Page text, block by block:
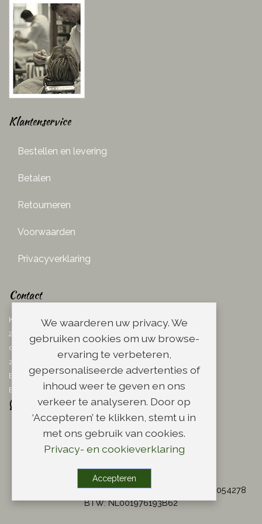
Klantenservice
Bestellen en levering
Betalen
Retourneren
Voorwaarden
Privacyverklaring
Contact
Ketelboetersteeg 29
2311 TN Leiden
dins. - vrij. 08.00 - 17.00 uur
zaterdag 08.00 - 13.00 uur
Email:info@scheerwinkel.nl
Bel: 071 - 5128188
Copyright
© Copyright 2004 - 2026 Scheerwinkel.nl - KvK: 28054278
BTW: NL001976193B62
We waarderen uw privacy. We
gebruiken cookies om uw browse-
ervaring te verbeteren,
gepersonaliseerde advertenties of
inhoud weer te geven en ons
verkeer te analyseren. Door op
‘Accepteren’ te klikken, stemt u in
met ons gebruik van cookies.
Privacy- en cookieverklaring
Accepteren